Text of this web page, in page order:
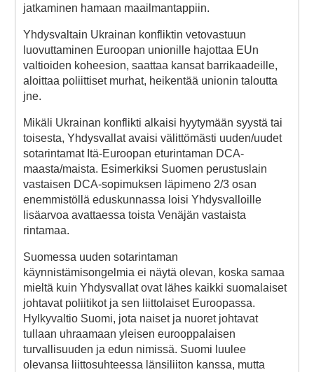
jatkaminen hamaan maailmantappiin.
Yhdysvaltain Ukrainan konfliktin vetovastuun
luovuttaminen Euroopan unionille hajottaa EUn
valtioiden koheesion, saattaa kansat barrikaadeille,
aloittaa poliittiset murhat, heikentää unionin taloutta
jne.
Mikäli Ukrainan konflikti alkaisi hyytymään syystä tai
toisesta, Yhdysvallat avaisi välittömästi uuden/uudet
sotarintamat Itä-Euroopan eturintaman DCA-
maasta/maista. Esimerkiksi Suomen perustuslain
vastaisen DCA-sopimuksen läpimeno 2/3 osan
enemmistöllä eduskunnassa loisi Yhdysvalloille
lisäarvoa avattaessa toista Venäjän vastaista
rintamaa.
Suomessa uuden sotarintaman
käynnistämisongelmia ei näytä olevan, koska samaa
mieltä kuin Yhdysvallat ovat lähes kaikki suomalaiset
johtavat poliitikot ja sen liittolaiset Euroopassa.
Hylkyvaltio Suomi, jota naiset ja nuoret johtavat
tullaan uhraamaan yleisen eurooppalaisen
turvallisuuden ja edun nimissä. Suomi luulee
olevansa liittosuhteessa länsiliiton kanssa, mutta